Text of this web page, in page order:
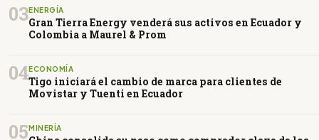
03ENERGÍA
Gran Tierra Energy venderá sus activos en Ecuador y
Colombia a Maurel & Prom
04ECONOMÍA
Tigo iniciará el cambio de marca para clientes de
Movistar y Tuenti en Ecuador
05MINERÍA